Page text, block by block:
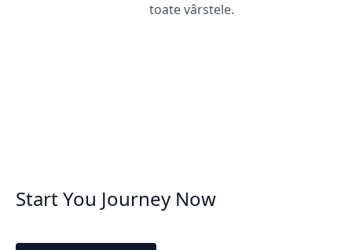
toate vârstele.
Start You Journey Now